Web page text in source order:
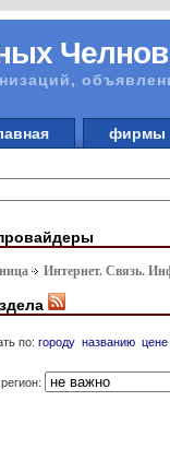
Челнов
Интернет. Связь.
по: городу названию цене